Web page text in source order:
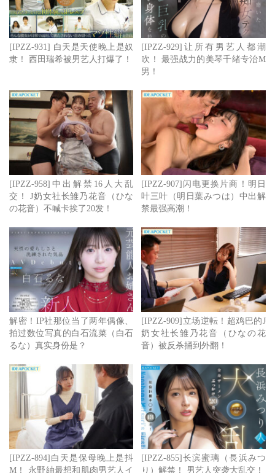
菜）在里面又扮演什么角色？然后最重要的来了，既然是偶
像团体出身、又是从国中就开始学舞，那后来在咖啡厅打工
很会拉花的白石るな(白石流菜)肯定外型相当亮眼吧？
马上送上影片的动态截图，您觉得如何？
ideapocket花了很多时间去告诉我们这位新人是有真本事
的，不管是在咖啡店的打工还是偶像生涯累积下来舞蹈功力
以及优秀外型：不过这种来势汹汹的新人通常也会让大家用
最高标准检视—首先，我觉得封面比较漂亮，ideapocket修
图太过了，可能会招来封杀的批评，而且姐系的形象能不能
吸引人也很难说；再来，为了营造大型偶像出道的气势与神
秘，ideapocket并没有让她脱光光，不过没看资料很难发现
她有166厘米高(就是比例没那么好啦）、那D罩杯的身材也
应该很单薄⋯
你觉得这位新人如何呢？有机会成为ideapocket新一代的招
牌吗？
作品名：FIRST IMPRESSION 193 天性の爱らしさと洗练さ
れた気品 元芸能人お姉さん 艾薇 DEBUT
编号：IPZZ-893
发行日：2026/07/14
女艺人名：白石るな(白石流菜，Shiraishi-Runa)
事务所：T-Powers
[IPZZ-931] 白天是天使晚上是奴
隶！ 西田瑞希被男艺人打爆了！
[IPZZ-929]让所有男艺人都潮
吹！ 最强战力的美琴千绪专治M
男！
[IPZZ-958]中出解禁16人大乱
交！ J奶女社长雏乃花音（ひな
の花音）不喊卡挨了20发！
[IPZZ-907]闪电更换片商！明日
叶三叶（明日葉みつは）中出解
禁最强高潮！
解密！IP社那位当了两年偶像、
拍过数位写真的白石流菜（白石
るな）真实身份是？
[IPZZ-909]立场逆転！超鸡巴的J
奶女社长雏乃花音（ひなの花
音）被反杀捅到外翻！
[IPZZ-894]白天是保母晚上是抖
M！ 永野紬最想和肌肉男艺人イ
[IPZZ-855]长滨蜜璃（長浜みつ
り）解禁！ 男艺人突袭大乱交！